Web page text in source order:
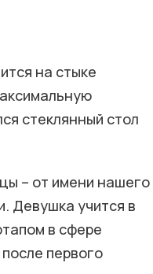
на стыке
стеклянный стол
– от имени нашего
Девушка учится в
в сфере
первого